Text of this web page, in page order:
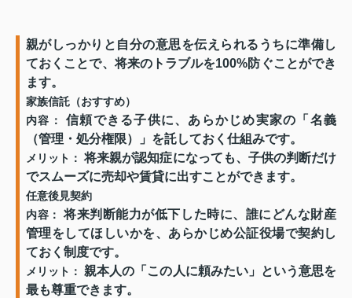
親がしっかりと自分の意思を伝えられるうちに準備し
ておくことで、将来のトラブルを100%防ぐことができ
ます。
家族信託（おすすめ）
内容：
信頼できる子供に、あらかじめ実家の「名義
（管理・処分権限）」を託しておく仕組みです。
メリット： 将来親が認知症になっても、子供の判断だけ
でスムーズに売却や賃貸に出すことができます。
任意後見契約
内容： 将来判断能力が低下した時に、誰にどんな財産
管理をしてほしいかを、あらかじめ公証役場で契約し
ておく制度です。
メリット： 親本人の「この人に頼みたい」という意思を
最も尊重できます。